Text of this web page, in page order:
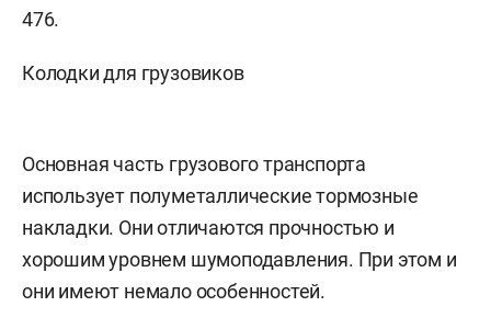
476.
Колодки для грузовиков
Основная часть грузового транспорта
использует полуметаллические тормозные
накладки. Они отличаются прочностью и
хорошим уровнем шумоподавления. При этом и
они имеют немало особенностей.